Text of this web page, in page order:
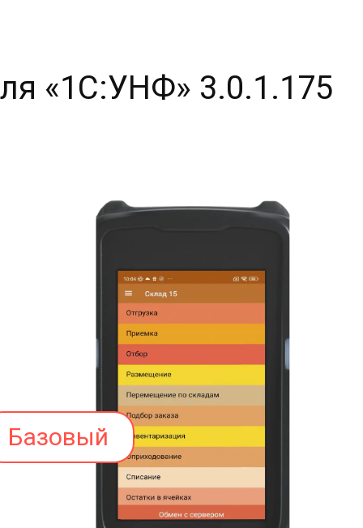
«1С:УНФ» 3.0.1.175
Базовый